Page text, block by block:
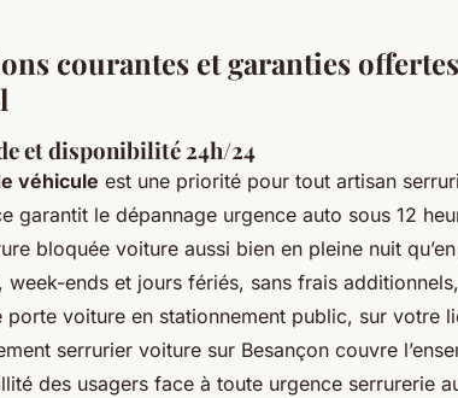
courantes et garanties
et disponibilité 24h/24
véhicule est une priorité pour tout artisan
garantit le dépannage urgence auto sous 12
bloquée voiture aussi bien en pleine nuit
ends et jours fériés, sans frais additionnels,
porte voiture en stationnement public, sur votre
serrurier voiture sur Besançon couvre
des usagers face à toute urgence serrurerie